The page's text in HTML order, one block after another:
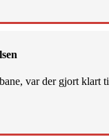
var der gjort klart